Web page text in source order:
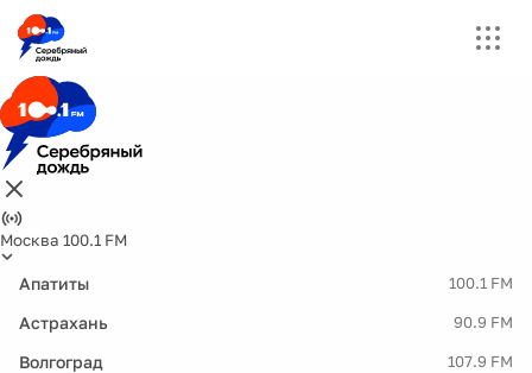
Москва 100.1 FM
Апатиты 100.1 FM
Астрахань 90.9 FM
Волгоград 107.9 FM